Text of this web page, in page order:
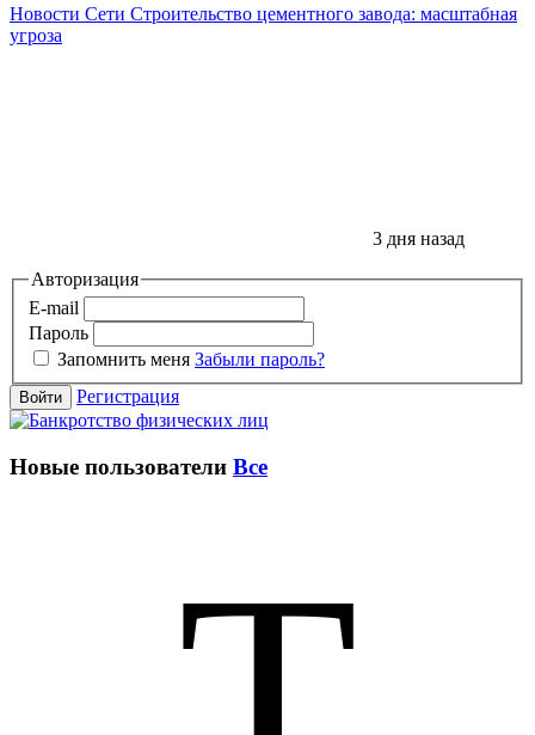
Новости Сети Строительство цементного завода: масштабная
угроза
3 дня назад
Авторизация
E-mail
Пароль
Запомнить меня Забыли пароль?
Войти Регистрация
Новые пользователи Все